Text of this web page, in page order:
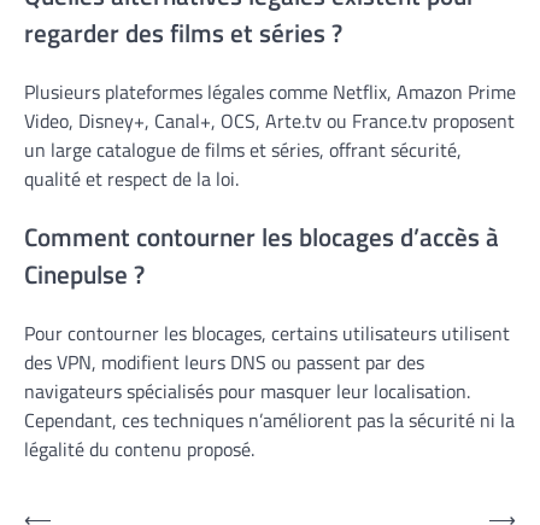
regarder des films et séries ?
Plusieurs plateformes légales comme Netflix, Amazon Prime
Video, Disney+, Canal+, OCS, Arte.tv ou France.tv proposent
un large catalogue de films et séries, offrant sécurité,
qualité et respect de la loi.
Comment contourner les blocages d’accès à
Cinepulse ?
Pour contourner les blocages, certains utilisateurs utilisent
des VPN, modifient leurs DNS ou passent par des
navigateurs spécialisés pour masquer leur localisation.
Cependant, ces techniques n’améliorent pas la sécurité ni la
légalité du contenu proposé.
⟵ ⟶